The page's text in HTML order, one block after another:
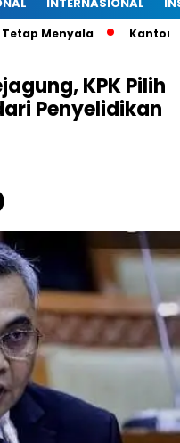
INTERNASIONAL
Kantongan
KPK Pilih
Penyelidikan